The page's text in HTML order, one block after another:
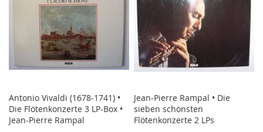
Antonio Vivaldi (1678-1741) •
Die Flötenkonzerte 3 LP-Box •
Jean-Pierre Rampal
Jean-Pierre Rampal • Die
sieben schönsten
Flötenkonzerte 2 LPs